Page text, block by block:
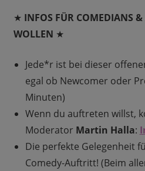
★ INFOS FÜR COMEDIANS &
WOLLEN ★
Jede*r ist bei dieser
egal ob Newcomer oder
Minuten)
Wenn du auftreten willst,
Moderator Martin Halla:
Die perfekte Gelegenheit
Comedy-Auftritt! (Beim